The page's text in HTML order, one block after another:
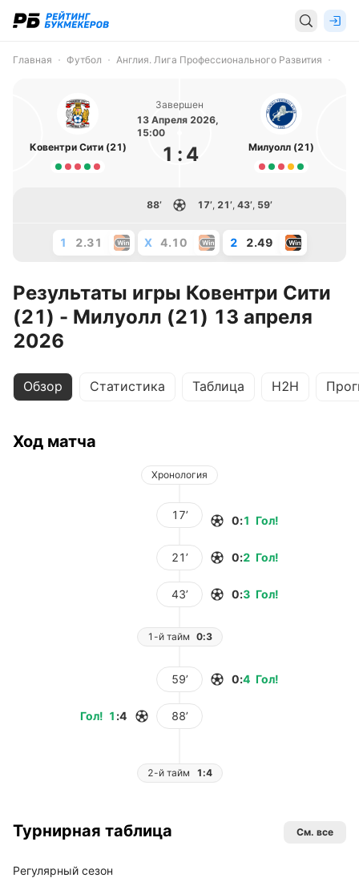
Главная Футбол Англия. Лига Профессионального Развития
Ковентри Сити (21)
Завершен
13 Апреля 2026,
15:00
1 : 4 Милуолл (21)
88’ 17’, 21’, 43’, 59’
1 2.31 X 4.10 2 2.49
Результаты игры Ковентри Сити
(21) - Милуолл (21) 13 апреля
2026
Обзор Статистика Таблица H2H
Ход матча
Хронология
17’ Гол!
0:1
21’ Гол!
0:2
43’ Гол!
0:3
1-й тайм 0:3
59’ Гол!
0:4
Гол! 1 :4 88’
2-й тайм 1:4
Турнирная таблица См. все
Регулярный сезон